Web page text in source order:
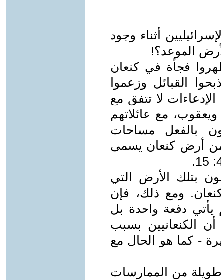
أثناء وجود
الموعد؟!
فجأة في كنعان
القبائل وزعموا
لا تتفق مع
مع عائلاتهم
بالفعل مساحات
أرض كنعان يسمى
بتلك الأرض التي
ومع ذلك، فإن
يأتي دفعة واحدة بل
الكنعانيين بسبب
- كما هو الحال مع
18 على قائمة طويلة من الممارسات